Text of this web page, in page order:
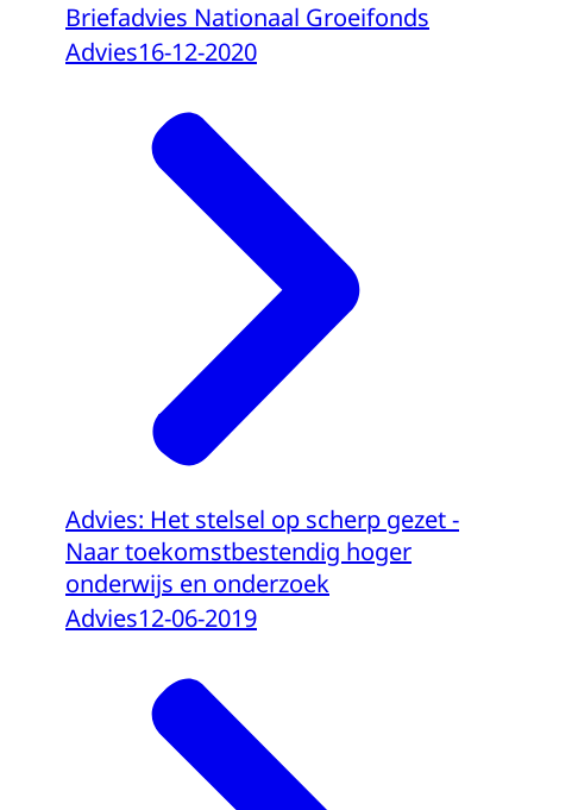
Briefadvies Nationaal Groeifonds
Advies16-12-2020
Advies: Het stelsel op scherp gezet -
Naar toekomstbestendig hoger
onderwijs en onderzoek
Advies12-06-2019